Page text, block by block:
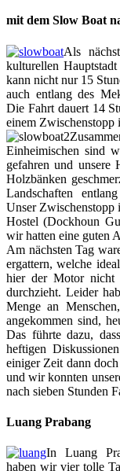
mit dem Slow Boat
Als
kulturellen
kann nicht nur 15
auch entlang des
Die Fahrt dauert 14
einem Zwischenstopp
Einheimischen sind
gefahren und unsere
Holzbänken
Landschaften
Unser Zwischenstopp
Hostel (Dockhoun
wir hatten eine guten
Am nächsten Tag
ergattern, welche
hier der Motor nicht
durchzieht. Leider
Menge an
angekommen sind,
Das führte dazu,
heftigen
einiger Zeit dann
und wir konnten
nach sieben Stunden
Luang Prabang
In Luang
haben wir vier tolle